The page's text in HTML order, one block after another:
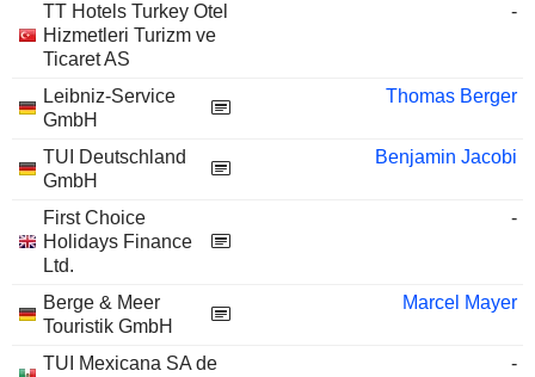
TT Hotels Turkey Otel
Hizmetleri Turizm ve
Ticaret AS
-
Leibniz-Service
GmbH
Thomas Berger
TUI Deutschland
GmbH
Benjamin Jacobi
First Choice
Holidays Finance
Ltd.
-
Berge & Meer
Touristik GmbH
Marcel Mayer
TUI Mexicana SA de
-